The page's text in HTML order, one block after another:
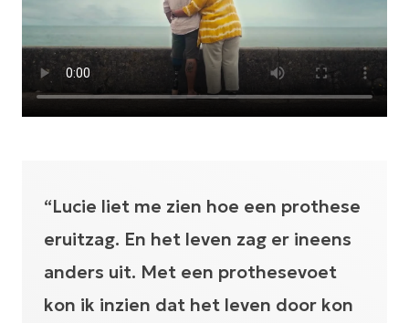
“Lucie liet me zien hoe een prothese
eruitzag. En het leven zag er ineens
anders uit. Met een prothesevoet
kon ik inzien dat het leven door kon